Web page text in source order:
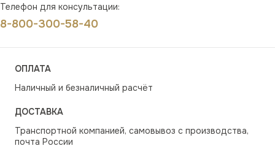
Телефон для консультации:
8-800-300-58-40
ОПЛАТА
Наличный и безналичный расчёт
ДОСТАВКА
Транспортной компанией, самовывоз с производства,
почта России